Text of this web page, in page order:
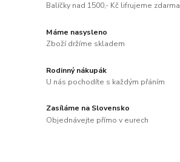
Balíčky nad 1500,- Kč lifrujeme zdarma
Máme nasysleno
Zboží držíme skladem
Rodinný nákupák
U nás pochodíte s každým přáním
Zasíláme na Slovensko
Objednávejte přímo v eurech